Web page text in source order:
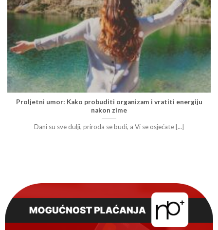
Proljetni umor: Kako probuditi organizam i vratiti energiju
nakon zime
Dani su sve dulji, priroda se budi, a Vi se osjećate [...]